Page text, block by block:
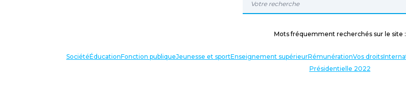
Mots fréquemment recherchés sur le site :
SociétéÉducationFonction publiqueJeunesse et sportEnseignement supérieurRémunérationVos droits
Présidentielle 2022